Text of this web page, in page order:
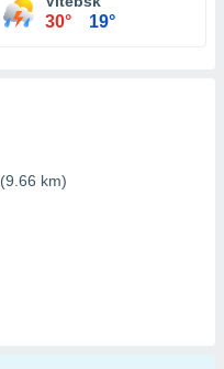
30° 19°
(9.66 km)